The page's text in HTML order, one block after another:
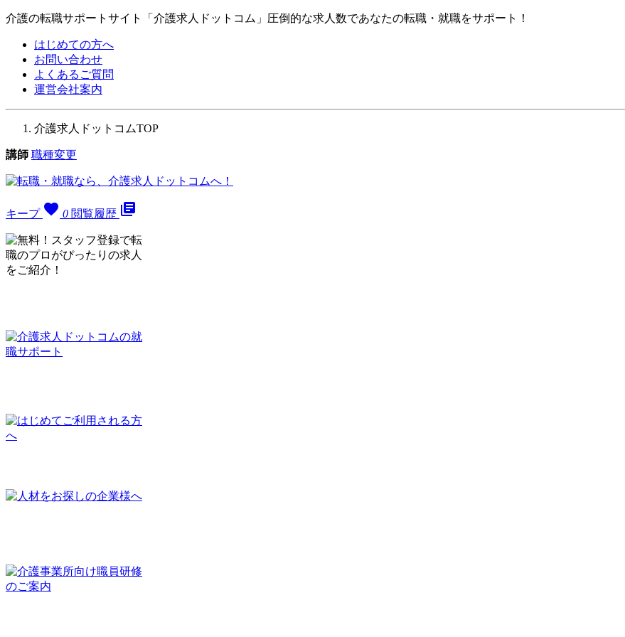
介護の転職サポートサイト「介護求人ドットコム」圧倒的な求人数であなたの転職・就職をサポート！
はじめての方へ
お問い合わせ
よくあるご質問
運営会社案内
介護求人ドットコムTOP
講師 職種変更
キープ favorite 0 閲覧履歴 library_books